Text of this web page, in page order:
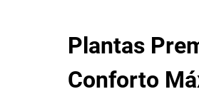
Plantas
Conforto